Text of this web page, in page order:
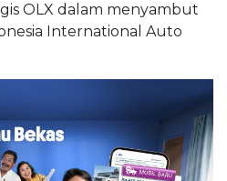
OLX dalam menyambut
International Auto